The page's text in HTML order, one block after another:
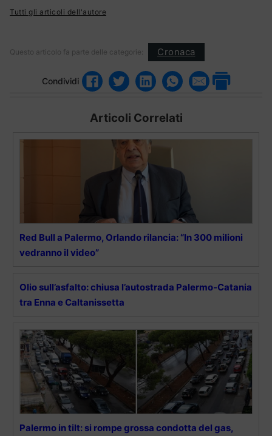
Tutti gli articoli dell'autore
Questo articolo fa parte delle categorie: Cronaca
Condividi
Articoli Correlati
Red Bull a Palermo, Orlando rilancia: “In 300 milioni
vedranno il video”
Olio sull’asfalto: chiusa l’autostrada Palermo-Catania
tra Enna e Caltanissetta
Palermo in tilt: si rompe grossa condotta del gas,